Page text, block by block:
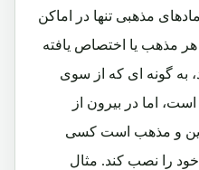
مذهبی تنها در اماکن
مذهب یا اختصاص یافته
به گونه ای که از سوی
اما در بیرون از
دین و مذهب است کسی
را نصب کند. مثال